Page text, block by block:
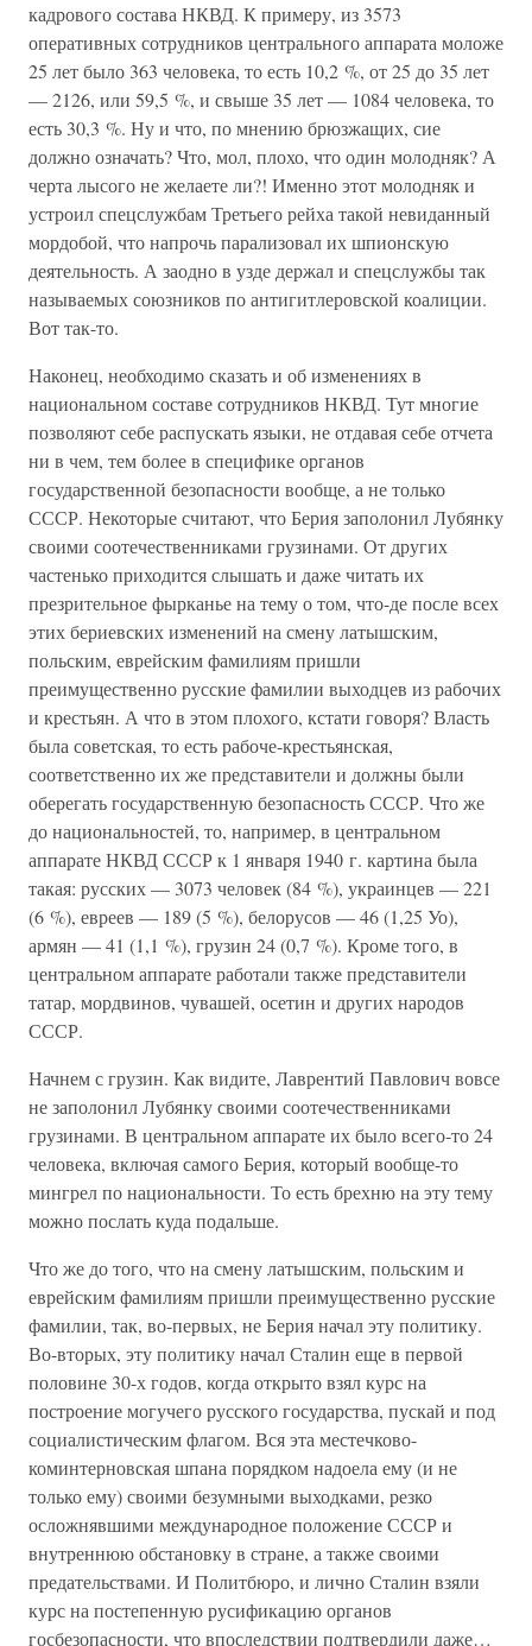
кадрового состава НКВД. К примеру, из 3573
оперативных сотрудников центрального аппарата моложе
25 лет было 363 человека, то есть 10,2 %, от 25 до 35 лет
— 2126, или 59,5 %, и свыше 35 лет — 1084 человека, то
есть 30,3 %. Ну и что, по мнению брюзжащих, сие
должно означать? Что, мол, плохо, что один молодняк? А
черта лысого не желаете ли?! Именно этот молодняк и
устроил спецслужбам Третьего рейха такой невиданный
мордобой, что напрочь парализовал их шпионскую
деятельность. А заодно в узде держал и спецслужбы так
называемых союзников по антигитлеровской коалиции.
Вот так-то.
Наконец, необходимо сказать и об изменениях в
национальном составе сотрудников НКВД. Тут многие
позволяют себе распускать языки, не отдавая себе отчета
ни в чем, тем более в специфике органов
государственной безопасности вообще, а не только
СССР. Некоторые считают, что Берия заполонил Лубянку
своими соотечественниками грузинами. От других
частенько приходится слышать и даже читать их
презрительное фырканье на тему о том, что-де после всех
этих бериевских изменений на смену латышским,
польским, еврейским фамилиям пришли
преимущественно русские фамилии выходцев из рабочих
и крестьян. А что в этом плохого, кстати говоря? Власть
была советская, то есть рабоче-крестьянская,
соответственно их же представители и должны были
оберегать государственную безопасность СССР. Что же
до национальностей, то, например, в центральном
аппарате НКВД СССР к 1 января 1940 г. картина была
такая: русских — 3073 человек (84 %), украинцев — 221
(6 %), евреев — 189 (5 %), белорусов — 46 (1,25 Уо),
армян — 41 (1,1 %), грузин 24 (0,7 %). Кроме того, в
центральном аппарате работали также представители
татар, мордвинов, чувашей, осетин и других народов
СССР.
Начнем с грузин. Как видите, Лаврентий Павлович вовсе
не заполонил Лубянку своими соотечественниками
грузинами. В центральном аппарате их было всего-то 24
человека, включая самого Берия, который вообще-то
мингрел по национальности. То есть брехню на эту тему
можно послать куда подальше.
Что же до того, что на смену латышским, польским и
еврейским фамилиям пришли преимущественно русские
фамилии, так, во-первых, не Берия начал эту политику.
Во-вторых, эту политику начал Сталин еще в первой
половине 30-х годов, когда открыто взял курс на
построение могучего русского государства, пускай и под
социалистическим флагом. Вся эта местечково-
коминтерновская шпана порядком надоела ему (и не
только ему) своими безумными выходками, резко
осложнявшими международное положение СССР и
внутреннюю обстановку в стране, а также своими
предательствами. И Политбюро, и лично Сталин взяли
курс на постепенную русификацию органов
госбезопасности, что впоследствии подтвердили даже…